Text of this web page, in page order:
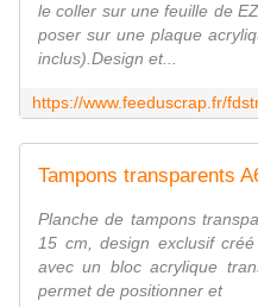
le coller sur une feuille de
poser sur une plaque
inclus).Design et...
Tampons transparents
Planche de tampons
15 cm, design exclusif
avec un bloc acrylique
permet de positionner et